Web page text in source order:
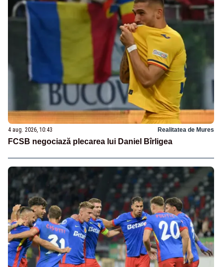
4 aug. 2026, 10:43 Realitatea de Mures
FCSB negociază plecarea lui Daniel Bîrligea